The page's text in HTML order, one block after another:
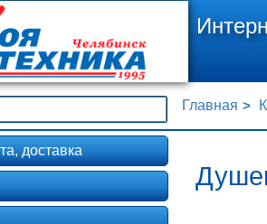
Главная
доставка